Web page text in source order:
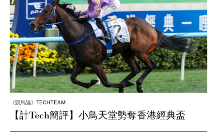
《競馬論》TECHTEAM
【計Tech簡評】小鳥天堂勢奪香港經典盃